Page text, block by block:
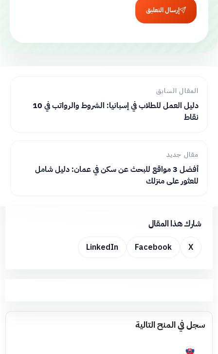
إرسال التعليق
المقال السابق
دليل العمل للطلاب في إسبانيا: الشروط والرواتب في 10
نقاط
مقال جديد
أفضل 3 مواقع للبحث عن سكن في عمان: دليل شامل
للعثور على منزلك
شارك هذا المقال
X
Facebook
LinkedIn
سجل في المنح التالية